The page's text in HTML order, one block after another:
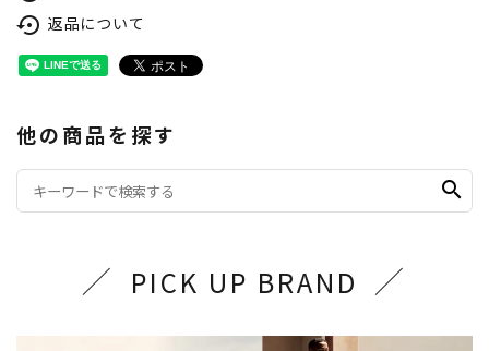
settings_backup_restore 返品について
他の商品を探す
search
PICK UP BRAND